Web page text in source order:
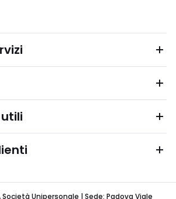
Società Unipersonale | Sede: Padova Viale